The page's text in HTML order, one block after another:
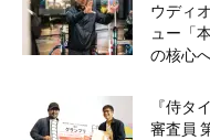
ウディ
ュー「
の核心
『侍タ
審査員